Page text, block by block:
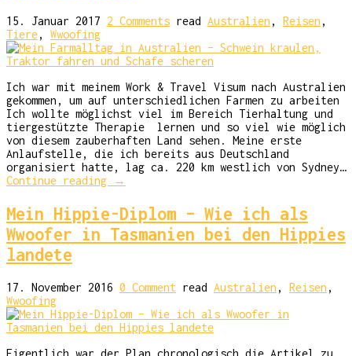
15. Januar 2017 2 Comments read Australien , Reisen ,
Tiere, Wwoofing
Ich war mit meinem Work & Travel Visum nach Australien
gekommen, um auf unterschiedlichen Farmen zu arbeiten
Ich wollte möglichst viel im Bereich Tierhaltung und
tiergestützte Therapie lernen und so viel wie möglich
von diesem zauberhaften Land sehen. Meine erste
Anlaufstelle, die ich bereits aus Deutschland
organisiert hatte, lag ca. 220 km westlich von Sydney…
Continue reading
→
Mein Hippie-Diplom – Wie ich als
Wwoofer in Tasmanien bei den Hippies
landete
17. November 2016 0 Comment read Australien , Reisen ,
Wwoofing
Eigentlich war der Plan chronologisch die Artikel zu